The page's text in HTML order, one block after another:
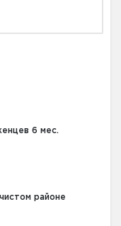
6 мес.
районе